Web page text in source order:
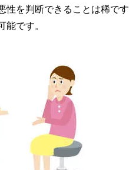
性を判断できることは稀です
です。